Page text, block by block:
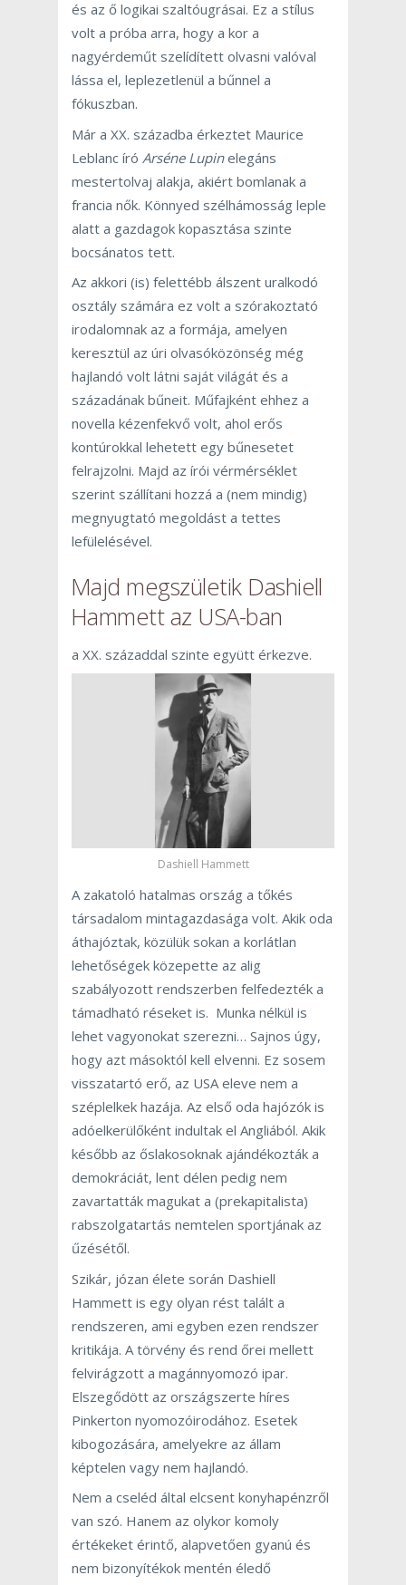
és az ő logikai szaltóugrásai. Ez a stílus
volt a próba arra, hogy a kor a
nagyérdeműt szelídített olvasni valóval
lássa el, leplezetlenül a bűnnel a
fókuszban.
Már a XX. századba érkeztet Maurice
Leblanc író Arséne Lupinelegáns
mestertolvaj alakja, akiért bomlanak a
francia nők. Könnyed szélhámosság leple
alatt a gazdagok kopasztása szinte
bocsánatos tett.
Az akkori (is) felettébb álszent uralkodó
osztály számára ez volt a szórakoztató
irodalomnak az a formája, amelyen
keresztül az úri olvasóközönség még
hajlandó volt látni saját világát és a
századának bűneit. Műfajként ehhez a
novella kézenfekvő volt, ahol erős
kontúrokkal lehetett egy bűnesetet
felrajzolni. Majd az írói vérmérséklet
szerint szállítani hozzá a (nem mindig)
megnyugtató megoldást a tettes
lefülelésével.
Majd megszületik Dashiell
Hammett az USA-ban
a XX. századdal szinte együtt érkezve.
Dashiell Hammett
A zakatoló hatalmas ország a tőkés
társadalom mintagazdasága volt. Akik oda
áthajóztak, közülük sokan a korlátlan
lehetőségek közepette az alig
szabályozott rendszerben felfedezték a
támadható réseket is. Munka nélkül is
lehet vagyonokat szerezni… Sajnos úgy,
hogy azt másoktól kell elvenni. Ez sosem
visszatartó erő, az USA eleve nem a
széplelkek hazája. Az első oda hajózók is
adóelkerülőként indultak el Angliából. Akik
később az őslakosoknak ajándékozták a
demokráciát, lent délen pedig nem
zavartatták magukat a (prekapitalista)
rabszolgatartás nemtelen sportjának az
űzésétől.
Szikár, józan élete során Dashiell
Hammett is egy olyan rést talált a
rendszeren, ami egyben ezen rendszer
kritikája. A törvény és rend őrei mellett
felvirágzott a magánnyomozó ipar.
Elszegődött az országszerte híres
Pinkerton nyomozóirodához. Esetek
kibogozására, amelyekre az állam
képtelen vagy nem hajlandó.
Nem a cseléd által elcsent konyhapénzről
van szó. Hanem az olykor komoly
értékeket érintő, alapvetően gyanú és
nem bizonyítékok mentén éledő